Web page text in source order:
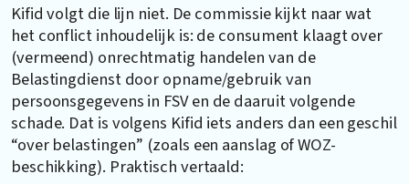
Kifid volgt die lijn niet. De commissie kijkt naar wat
het conflict inhoudelijk is: de consument klaagt over
(vermeend) onrechtmatig handelen van de
Belastingdienst door opname/gebruik van
persoonsgegevens in FSV en de daaruit volgende
schade. Dat is volgens Kifid iets anders dan een geschil
“over belastingen” (zoals een aanslag of WOZ-
beschikking). Praktisch vertaald: